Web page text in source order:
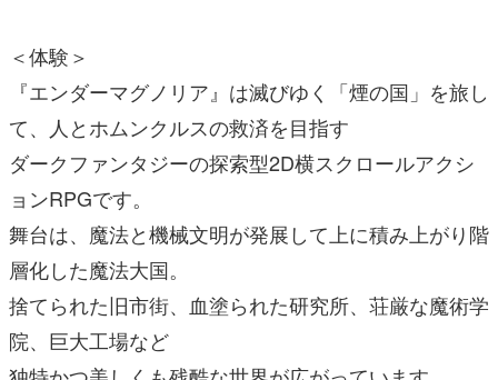
＜体験＞
『エンダーマグノリア』は滅びゆく「煙の国」を旅し
て、人とホムンクルスの救済を目指す
ダークファンタジーの探索型2D横スクロールアクシ
ョンRPGです。
舞台は、魔法と機械文明が発展して上に積み上がり階
層化した魔法大国。
捨てられた旧市街、血塗られた研究所、荘厳な魔術学
院、巨大工場など